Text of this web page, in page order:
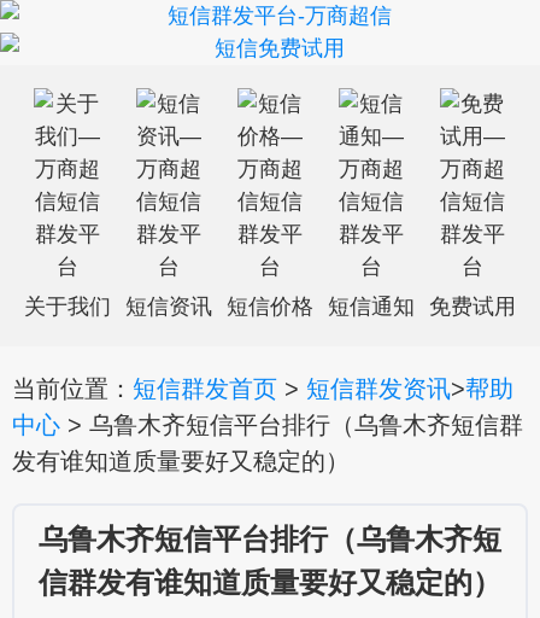
关于我们 短信资讯 短信价格 短信通知 免费试用
当前位置： 短信群发首页 > 短信群发资讯>帮助
中心 > 乌鲁木齐短信平台排行（乌鲁木齐短信群
发有谁知道质量要好又稳定的）
乌鲁木齐短信平台排行（乌鲁木齐短
信群发有谁知道质量要好又稳定的）